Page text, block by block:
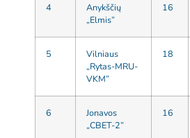
4
Anykščių
„Elmis”
16
5
Vilniaus
„Rytas-MRU-
VKM”
18
6
Jonavos
„CBET-2”
16